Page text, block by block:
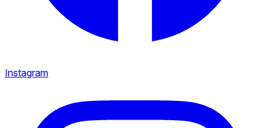
Instagram